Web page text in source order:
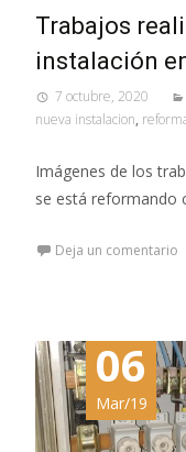
Trabajos
instalación
7 octubre, 2020
nueva instalacion,
Imágenes de los
se está reformando
Deja un comentario
06
Mar/19